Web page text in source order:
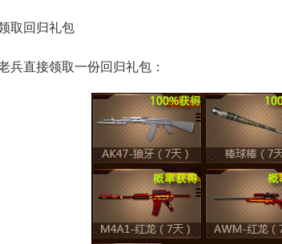
取回归礼包
兵直接领取一份回归礼包：